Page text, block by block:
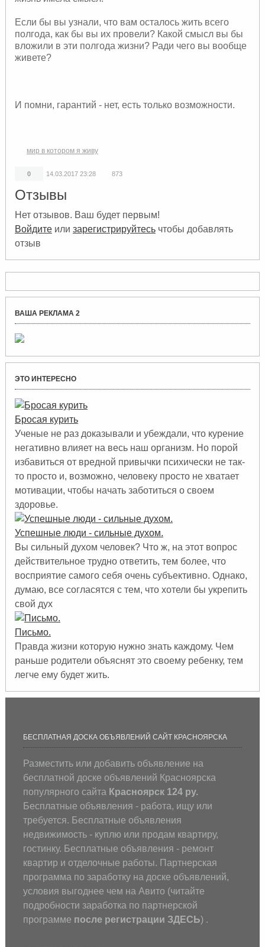
Если бы вы узнали, что вам осталось жить всего
полгода, как бы вы их провели? Какой смысл вы бы
вложили в эти полгода жизни? Ради чего вы вообще
живете?
И помни, гарантий - нет, есть только возможности.
мир в котором я живу
0 14.03.2017 23:28 873
Отзывы
Нет отзывов. Ваш будет первым!
Войдитеили зарегистрируйтесьчтобы добавлять
отзыв
ВАША РЕКЛАМА 2
ЭТО ИНТЕРЕСНО
Бросая курить
Ученые не раз доказывали и убеждали, что курение
негативно влияет на весь наш организм. Но порой
избавиться от вредной привычки психически не так-
то просто и, возможно, человеку просто не хватает
мотивации, чтобы начать заботиться о своем
здоровье.
Успешные люди - сильные духом.
Вы сильный духом человек? Что ж, на этот вопрос
действительное трудно ответить, тем более, что
восприятие самого себя очень субъективно. Однако,
думаю, все согласятся с тем, что хотели бы укрепить
свой дух
Письмо.
Правда жизни которую нужно знать каждому. Чем
раньше родители объяснят это своему ребенку, тем
легче ему будет жить.
БЕСПЛАТНАЯ ДОСКА ОБЪЯВЛЕНИЙ САЙТ КРАСНОЯРСКА
Разместить или добавить объявление на
бесплатной доске объявлений Красноярска
популярного сайта Красноярск 124 ру.
Бесплатные объявления - работа, ищу или
требуется. Бесплатные объявления
недвижимость - куплю или продам квартиру,
гостинку. Бесплатные объявления - ремонт
квартир и отделочные работы. Партнерская
программа по заработку на доске объявлений,
условия выгоднее чем на Авито (читайте
подробности заработка по партнерской
программе после регистрации ЗДЕСЬ) .